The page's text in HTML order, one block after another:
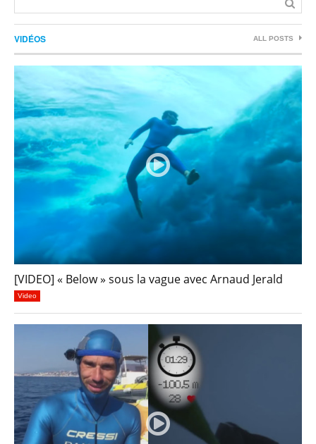
VIDÉOS ALL POSTS
[VIDEO] « Below » sous la vague avec Arnaud Jerald
Video